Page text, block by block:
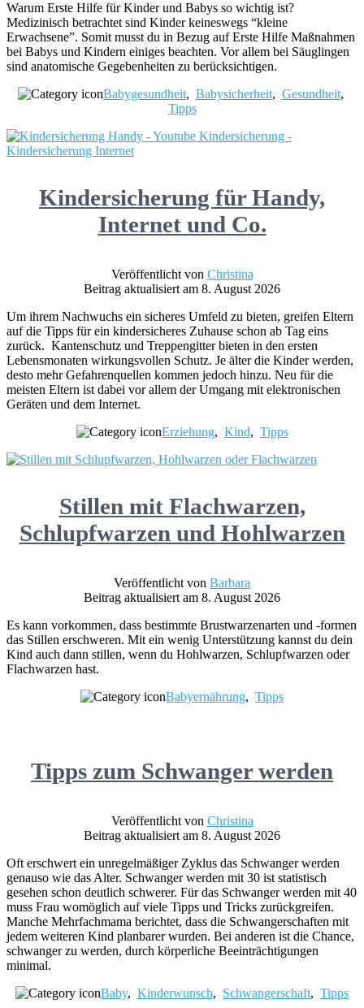
Warum Erste Hilfe für Kinder und Babys so wichtig ist?
Medizinisch betrachtet sind Kinder keineswegs “kleine
Erwachsene”. Somit musst du in Bezug auf Erste Hilfe Maßnahmen
bei Babys und Kindern einiges beachten. Vor allem bei Säuglingen
sind anatomische Gegebenheiten zu berücksichtigen.
Babygesundheit, Babysicherheit, Gesundheit,
Tipps
Kindersicherung für Handy,
Internet und Co.
Veröffentlicht von Christina
Beitrag aktualisiert am 8. August 2026
Um ihrem Nachwuchs ein sicheres Umfeld zu bieten, greifen Eltern
auf die Tipps für ein kindersicheres Zuhause schon ab Tag eins
zurück. Kantenschutz und Treppengitter bieten in den ersten
Lebensmonaten wirkungsvollen Schutz. Je älter die Kinder werden,
desto mehr Gefahrenquellen kommen jedoch hinzu. Neu für die
meisten Eltern ist dabei vor allem der Umgang mit elektronischen
Geräten und dem Internet.
Erziehung, Kind, Tipps
Stillen mit Flachwarzen,
Schlupfwarzen und Hohlwarzen
Veröffentlicht von Barbara
Beitrag aktualisiert am 8. August 2026
Es kann vorkommen, dass bestimmte Brustwarzenarten und -formen
das Stillen erschweren. Mit ein wenig Unterstützung kannst du dein
Kind auch dann stillen, wenn du Hohlwarzen, Schlupfwarzen oder
Flachwarzen hast.
Babyernährung, Tipps
Tipps zum Schwanger werden
Veröffentlicht von Christina
Beitrag aktualisiert am 8. August 2026
Oft erschwert ein unregelmäßiger Zyklus das Schwanger werden
genauso wie das Alter. Schwanger werden mit 30 ist statistisch
gesehen schon deutlich schwerer. Für das Schwanger werden mit 40
muss Frau womöglich auf viele Tipps und Tricks zurückgreifen.
Manche Mehrfachmama berichtet, dass die Schwangerschaften mit
jedem weiteren Kind planbarer wurden. Bei anderen ist die Chance,
schwanger zu werden, durch körperliche Beeinträchtigungen
minimal.
Baby, Kinderwunsch, Schwangerschaft, Tipps